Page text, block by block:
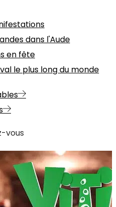
dans l'Aude
en fête
le plus long du monde
vous